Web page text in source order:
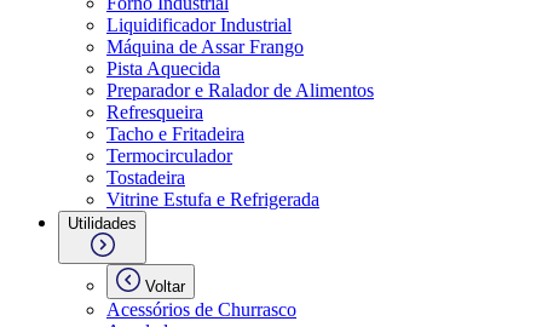
Liquidificador Industrial
Máquina de Assar Frango
Pista Aquecida
Preparador e Ralador de Alimentos
Refresqueira
Tacho e Fritadeira
Termocirculador
Tostadeira
Vitrine Estufa e Refrigerada
Utilidades
Voltar
Acessórios de Churrasco